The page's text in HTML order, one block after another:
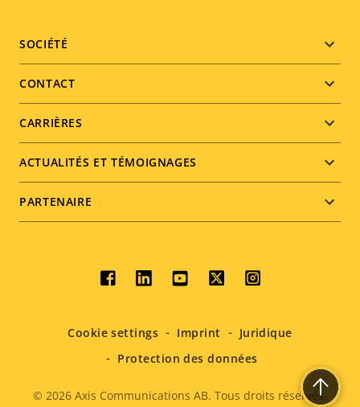
Footer
menu
SOCIÉTÉ
CONTACT
CARRIÈRES
ACTUALITÉS ET TÉMOIGNAGES
PARTENAIRE
Social
menu
© 2026 Axis Communications AB. Tous droits réservés.
Cookie settings Imprint
Juridique
Protection des données